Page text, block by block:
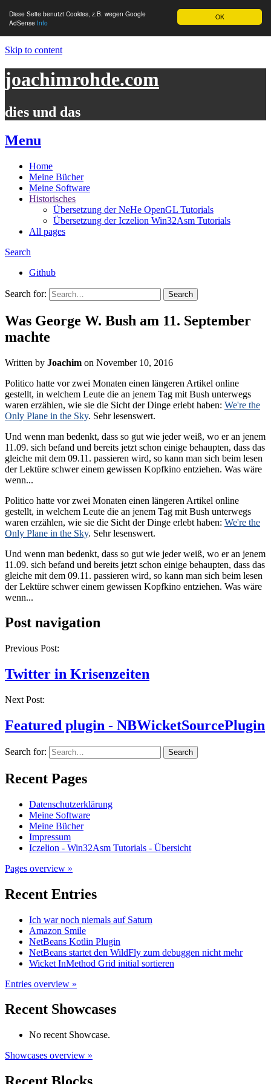
OK
Diese Seite benutzt Cookies, z.B. wegen Google
AdSense Info
Skip to content
joachimrohde.com
dies und das
Menu
Home
Meine Bücher
Meine Software
Historisches
Übersetzung der NeHe OpenGL Tutorials
Übersetzung der Iczelion Win32Asm Tutorials
All pages
Search
Github
Search for:
Was George W. Bush am 11. September
machte
Written by Joachim on November 10, 2016
Politico hatte vor zwei Monaten einen längeren Artikel online
gestellt, in welchem Leute die an jenem Tag mit Bush unterwegs
waren erzählen, wie sie die Sicht der Dinge erlebt haben: We're the
Only Plane in the Sky. Sehr lesenswert.
Und wenn man bedenkt, dass so gut wie jeder weiß, wo er an jenem
11.09. sich befand und bereits jetzt schon einige behaupten, dass das
gleiche mit dem 09.11. passieren wird, so kann man sich beim lesen
der Lektüre schwer einem gewissen Kopfkino entziehen. Was wäre
wenn...
Politico hatte vor zwei Monaten einen längeren Artikel online
gestellt, in welchem Leute die an jenem Tag mit Bush unterwegs
waren erzählen, wie sie die Sicht der Dinge erlebt haben: We're the
Only Plane in the Sky. Sehr lesenswert.
Und wenn man bedenkt, dass so gut wie jeder weiß, wo er an jenem
11.09. sich befand und bereits jetzt schon einige behaupten, dass das
gleiche mit dem 09.11. passieren wird, so kann man sich beim lesen
der Lektüre schwer einem gewissen Kopfkino entziehen. Was wäre
wenn...
Post navigation
Previous Post:
Twitter in Krisenzeiten
Next Post:
Featured plugin - NBWicketSourcePlugin
Search for:
Recent Pages
Datenschutzerklärung
Meine Software
Meine Bücher
Impressum
Iczelion - Win32Asm Tutorials - Übersicht
Pages overview »
Recent Entries
Ich war noch niemals auf Saturn
Amazon Smile
NetBeans Kotlin Plugin
NetBeans startet den WildFly zum debuggen nicht mehr
Wicket InMethod Grid initial sortieren
Entries overview »
Recent Showcases
No recent Showcase.
Showcases overview »